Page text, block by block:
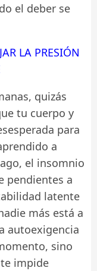
el deber se
LA PRESIÓN
quizás
tu cuerpo y
para
a
el insomnio
pendientes a
latente
más está a
autoexigencia
sino
impide